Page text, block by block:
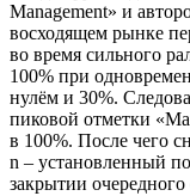
Management» и
восходящем рынке
во время сильного
100% при
нулём и 30%.
пиковой отметки
в 100%. После чего
n – установленный
закрытии